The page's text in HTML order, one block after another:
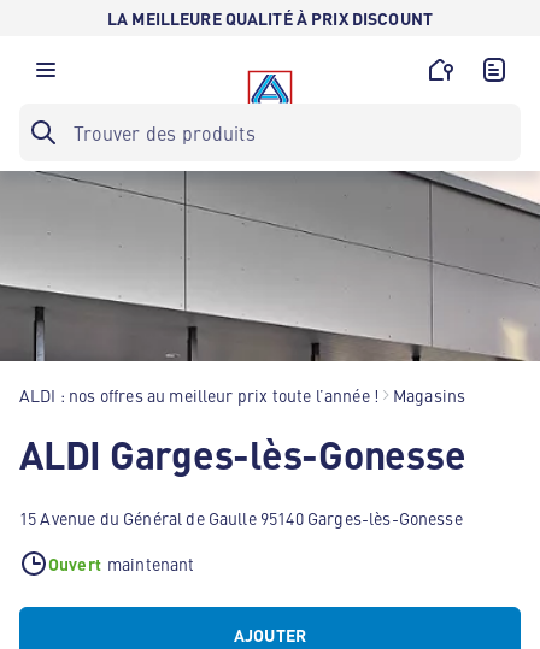
LA MEILLEURE QUALITÉ À PRIX DISCOUNT
ALDI : nos offres au meilleur prix toute l’année ! Magasins
ALDI Garges-lès-Gonesse
15 Avenue du Général de Gaulle 95140 Garges-lès-Gonesse
Ouvert maintenant
AJOUTER